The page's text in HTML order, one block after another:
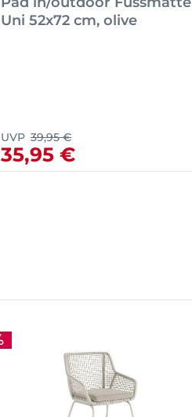
Uni 52x72 cm, olive
UVP 39,95 €
35,95 €